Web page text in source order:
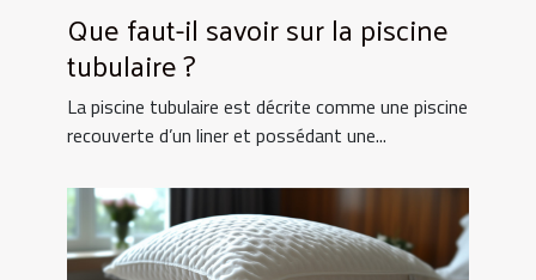
Que faut-il savoir sur la piscine
tubulaire ?
La piscine tubulaire est décrite comme une piscine
recouverte d’un liner et possédant une...